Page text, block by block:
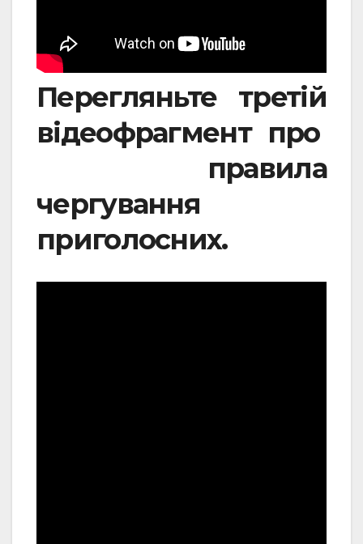
Перегляньте третій
відеофрагмент про
правила
чергування
приголосних.